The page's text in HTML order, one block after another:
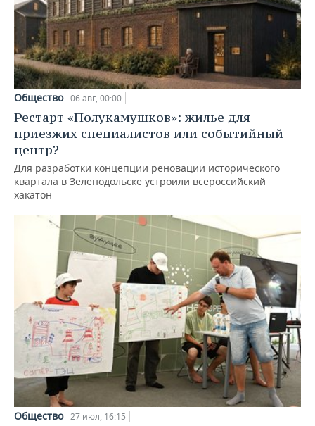
Общество 06 авг, 00:00
Рестарт «Полукамушков»: жилье для
приезжих специалистов или событийный
центр?
Для разработки концепции реновации исторического
квартала в Зеленодольске устроили всероссийский
хакатон
Общество 27 июл, 16:15